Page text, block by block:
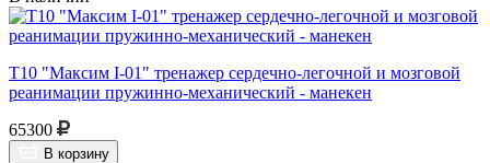
Т10 "Максим I-01" тренажер сердечно-легочной и мозговой
реанимации пружинно-механический - манекен
65300
В корзину